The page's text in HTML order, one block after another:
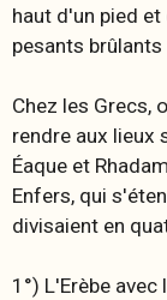
haut d'un pied et
pesants brûlants
Chez les Grecs,
rendre aux lieux
Éaque et
Enfers, qui
divisaient en
1°) L'Erèbe